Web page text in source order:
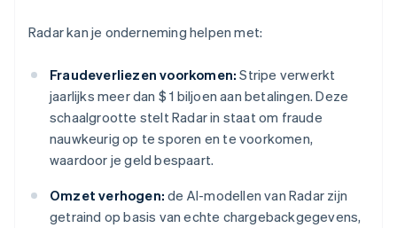
Radar kan je onderneming helpen met:
Fraudeverliezen voorkomen: Stripe verwerkt
jaarlijks meer dan $ 1 biljoen aan betalingen. Deze
schaalgrootte stelt Radar in staat om fraude
nauwkeurig op te sporen en te voorkomen,
waardoor je geld bespaart.
Omzet verhogen: de AI-modellen van Radar zijn
getraind op basis van echte chargebackgegevens,